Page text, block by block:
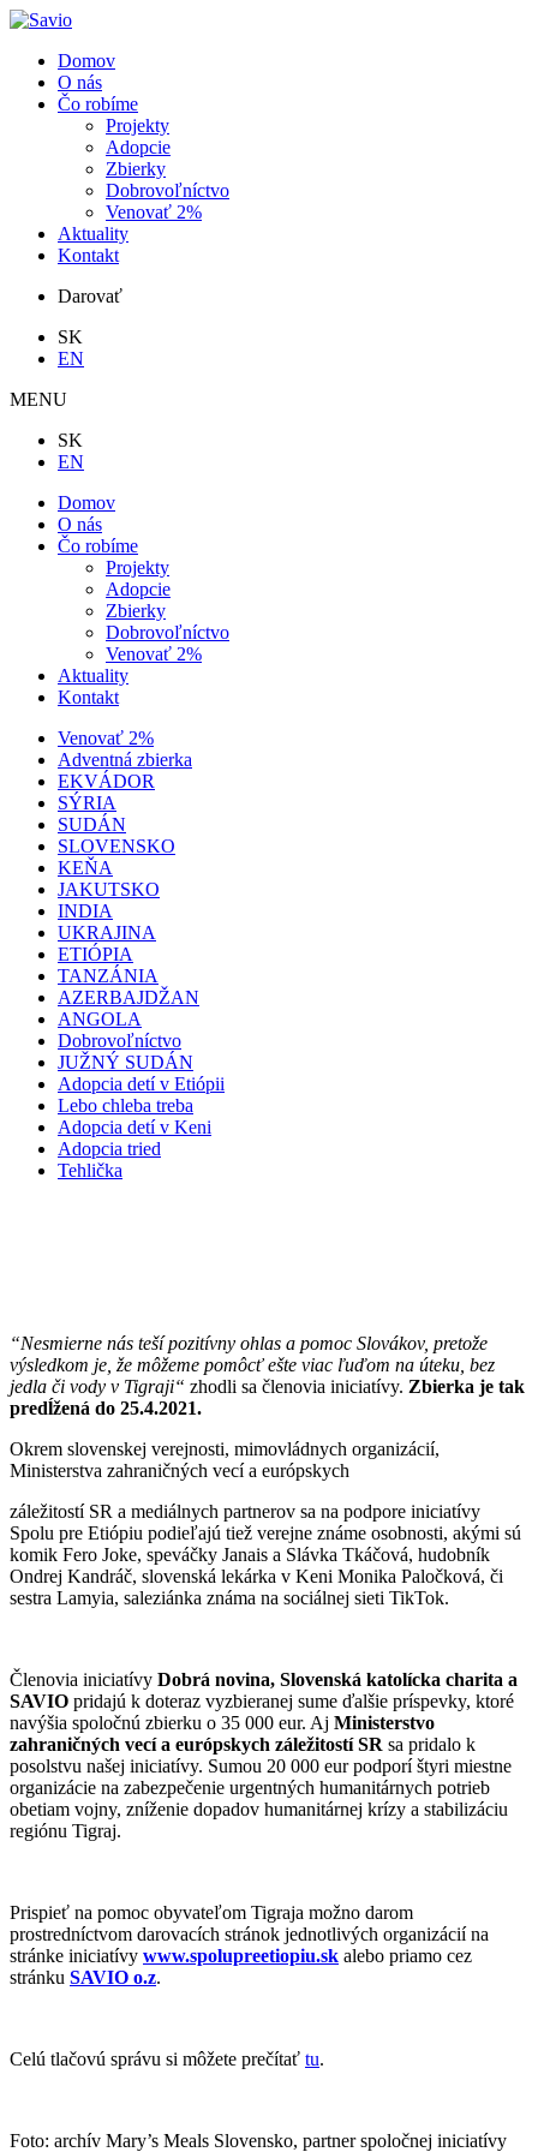
Domov
O nás
Čo robíme
Projekty
Adopcie
Zbierky
Dobrovoľníctvo
Venovať 2%
Aktuality
Kontakt
Darovať
SK
EN
MENU
SK
EN
Domov
O nás
Čo robíme
Projekty
Adopcie
Zbierky
Dobrovoľníctvo
Venovať 2%
Aktuality
Kontakt
Venovať 2%
Adventná zbierka
EKVÁDOR
SÝRIA
SUDÁN
SLOVENSKO
KEŇA
JAKUTSKO
INDIA
UKRAJINA
ETIÓPIA
TANZÁNIA
AZERBAJDŽAN
ANGOLA
Dobrovoľníctvo
JUŽNÝ SUDÁN
Adopcia detí v Etiópii
Lebo chleba treba
Adopcia detí v Keni
Adopcia tried
Tehlička
“Nesmierne nás teší pozitívny ohlas a pomoc Slovákov, pretože
výsledkom je, že môžeme pomôcť ešte viac ľuďom na úteku, bez
jedla či vody v Tigraji“ zhodli sa členovia iniciatívy. Zbierka je tak
predĺžená do 25.4.2021.
Okrem slovenskej verejnosti, mimovládnych organizácií,
Ministerstva zahraničných vecí a európskych
záležitostí SR a mediálnych partnerov sa na podpore iniciatívy
Spolu pre Etiópiu podieľajú tiež verejne známe osobnosti, akými sú
komik Fero Joke, speváčky Janais a Slávka Tkáčová, hudobník
Ondrej Kandráč, slovenská lekárka v Keni Monika Paločková, či
sestra Lamyia, saleziánka známa na sociálnej sieti TikTok.
Členovia iniciatívy Dobrá novina, Slovenská katolícka charita a
SAVIO pridajú k doteraz vyzbieranej sume ďalšie príspevky, ktoré
navýšia spoločnú zbierku o 35 000 eur. Aj Ministerstvo
zahraničných vecí a európskych záležitostí SR sa pridalo k
posolstvu našej iniciatívy. Sumou 20 000 eur podporí štyri miestne
organizácie na zabezpečenie urgentných humanitárnych potrieb
obetiam vojny, zníženie dopadov humanitárnej krízy a stabilizáciu
regiónu Tigraj.
Prispieť na pomoc obyvateľom Tigraja možno darom
prostredníctvom darovacích stránok jednotlivých organizácií na
stránke iniciatívy www.spolupreetiopiu.sk alebo priamo cez
stránku SAVIO o.z.
Celú tlačovú správu si môžete prečítať tu.
Foto: archív Mary’s Meals Slovensko, partner spoločnej iniciatívy